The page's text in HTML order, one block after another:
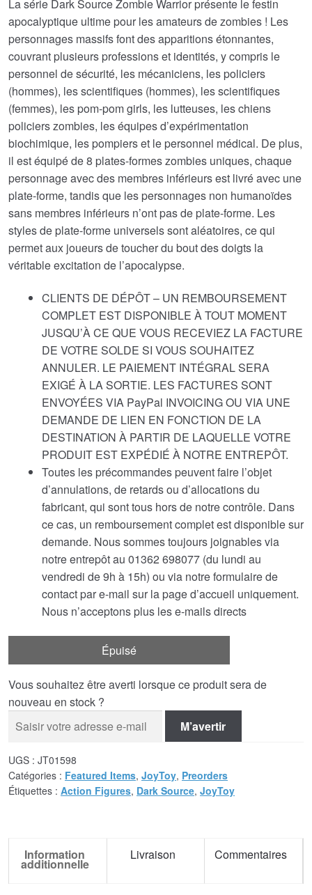
La série Dark Source Zombie Warrior présente le festin
apocalyptique ultime pour les amateurs de zombies ! Les
personnages massifs font des apparitions étonnantes,
couvrant plusieurs professions et identités, y compris le
personnel de sécurité, les mécaniciens, les policiers
(hommes), les scientifiques (hommes), les scientifiques
(femmes), les pom-pom girls, les lutteuses, les chiens
policiers zombies, les équipes d’expérimentation
biochimique, les pompiers et le personnel médical. De plus,
il est équipé de 8 plates-formes zombies uniques, chaque
personnage avec des membres inférieurs est livré avec une
plate-forme, tandis que les personnages non humanoïdes
sans membres inférieurs n’ont pas de plate-forme. Les
styles de plate-forme universels sont aléatoires, ce qui
permet aux joueurs de toucher du bout des doigts la
véritable excitation de l’apocalypse.
CLIENTS DE DÉPÔT – UN REMBOURSEMENT
COMPLET EST DISPONIBLE À TOUT MOMENT
JUSQU’À CE QUE VOUS RECEVIEZ LA FACTURE
DE VOTRE SOLDE SI VOUS SOUHAITEZ
ANNULER. LE PAIEMENT INTÉGRAL SERA
EXIGÉ À LA SORTIE. LES FACTURES SONT
ENVOYÉES VIA PayPal INVOICING OU VIA UNE
DEMANDE DE LIEN EN FONCTION DE LA
DESTINATION À PARTIR DE LAQUELLE VOTRE
PRODUIT EST EXPÉDIÉ À NOTRE ENTREPÔT.
Toutes les précommandes peuvent faire l’objet
d’annulations, de retards ou d’allocations du
fabricant, qui sont tous hors de notre contrôle. Dans
ce cas, un remboursement complet est disponible sur
demande. Nous sommes toujours joignables via
notre entrepôt au 01362 698077 (du lundi au
vendredi de 9h à 15h) ou via notre formulaire de
contact par e-mail sur la page d’accueil uniquement.
Nous n’acceptons plus les e-mails directs
Épuisé
Vous souhaitez être averti lorsque ce produit sera de
nouveau en stock ?
M’avertir
UGS : JT01598
Catégories : Featured Items, JoyToy, Preorders
Étiquettes : Action Figures, Dark Source, JoyToy
Information
additionnelle
Livraison Commentaires